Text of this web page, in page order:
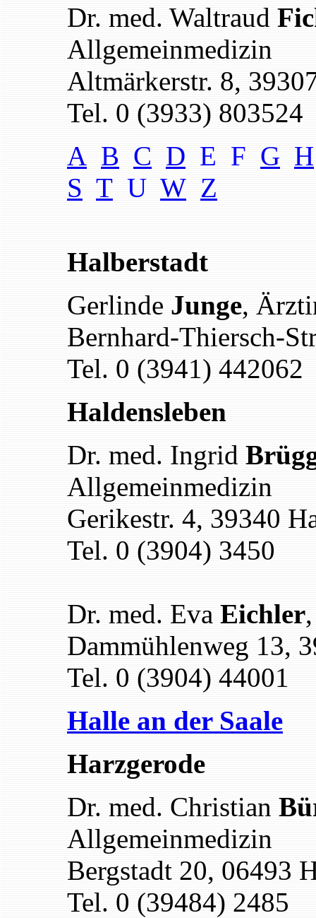
Dr. med. Waltraud
Allgemeinmedizin
Altmärkerstr. 8,
Tel. 0 (3933) 803524
A B C D E F G H
S T U W Z
Halberstadt
Gerlinde Junge,
Bernhard-Thiersch-
Tel. 0 (3941) 442062
Haldensleben
Dr. med. Ingrid
Allgemeinmedizin
Gerikestr. 4, 39340
Tel. 0 (3904) 3450
Dr. med. Eva Eichler
Dammühlenweg 13,
Tel. 0 (3904) 44001
Halle an der Saale
Harzgerode
Dr. med. Christian
Allgemeinmedizin
Bergstadt 20, 06493
Tel. 0 (39484) 2485